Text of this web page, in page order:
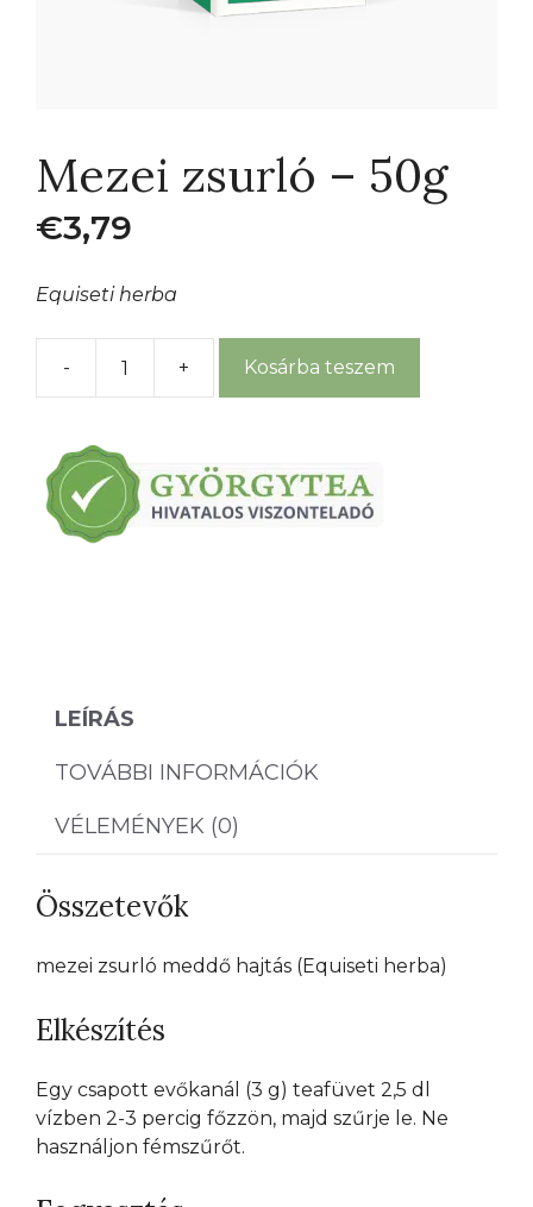
Mezei zsurló – 50g
€3,79
Equiseti herba
-
Mezei
50g
mennyiség
+ Kosárba teszem
LEÍRÁS
TOVÁBBI INFORMÁCIÓK
VÉLEMÉNYEK (0)
Összetevők
mezei zsurló meddő hajtás (Equiseti herba)
Elkészítés
Egy csapott evőkanál (3 g) teafüvet 2,5 dl
vízben 2-3 percig főzzön, majd szűrje le. Ne
használjon fémszűrőt.